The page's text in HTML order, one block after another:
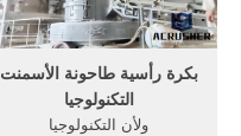
بكرة رأسية طاحونة الأسمنت
التكنولوجيا
ولأن التكنولوجيا